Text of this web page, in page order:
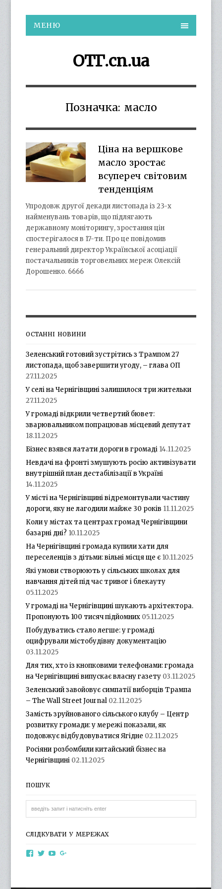
МЕНЮ
ОТГ.cn.ua
Позначка: масло
Ціна на вершкове
масло зростає
всупереч світовим
тенденціям
Упродовж другої декади листопада із 23-х
найменувань товарів, що підлягають
державному моніторингу, зростання цін
спостерігалося в 17-ти. Про це повідомив
генеральний директор Української асоціації
постачальників торговельних мереж Олексій
Дорошенко. 6666
ОСТАННІ НОВИНИ
Зеленський готовий зустрітись з Трампом 27
листопада, щоб завершити угоду, – глава ОП
27.11.2025
У селі на Чернігівщині залишилося три жительки
27.11.2025
У громаді відкрили четвертий бювет:
зварювальником попрацював місцевий депутат
18.11.2025
Бізнес взявся латати дороги в громаді 14.11.2025
Невдачі на фронті змушують росію активізувати
внутрішній план дестабілізації в Україні
14.11.2025
У місті на Чернігівщині відремонтували частину
дороги, яку не лагодили майже 30 років 11.11.2025
Коли у містах та центрах громад Чернігівщини
базарні дні? 10.11.2025
На Чернігівщині громада купили хати для
переселенців з дітьми: вільні місця ще є 10.11.2025
Які умови створюють у сільських школах для
навчання дітей під час тривог і блекауту
05.11.2025
У громаді на Чернігівщині шукають архітектора.
Пропонують 100 тисяч підйомних 05.11.2025
Побудуватись стало легше: у громаді
оцифрували містобудівну документацію
03.11.2025
Для тих, хто із кнопковими телефонами: громада
на Чернігівщині випускає власну газету 03.11.2025
Зеленський завойовує симпатії виборців Трампа
– The Wall Street Journal 02.11.2025
Замість зруйнованого сільського клубу – Центр
розвитку громади: у мережі показали, як
подовжує відбудовуватися Ягідне 02.11.2025
Росіяни розбомбили китайський бізнес на
Чернігівщині 02.11.2025
ПОШУК
СЛІДКУВАТИ У МЕРЕЖАХ
ViewViewView